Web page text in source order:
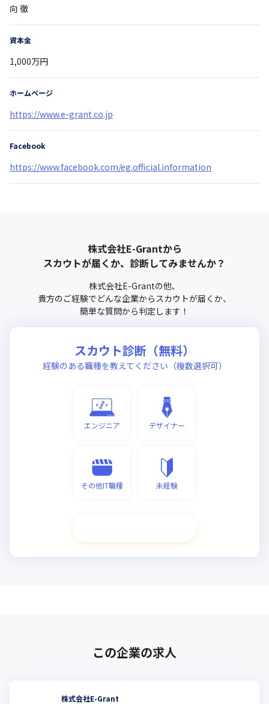
向 徹
資本金
1,000万円
ホームページ
https://www.e-grant.co.jp
Facebook
https://www.facebook.com/eg.official.information
株式会社E-Grantから
スカウトが届くか、診断してみませんか？
株式会社E-Grantの他、
貴方のご経験でどんな企業からスカウトが届くか、
簡単な質問から判定します！
スカウト診断（無料）
経験のある職種を教えてください（複数選択可）
エンジニア デザイナー
その他IT職種 未経験
この企業の求人
株式会社E-Grant